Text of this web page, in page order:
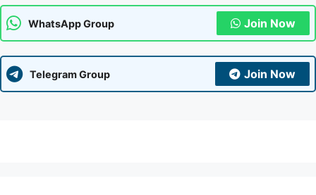
WhatsApp Group Join Now
Telegram Group Join Now